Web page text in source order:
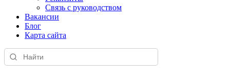
Связь с руководством
Вакансии
Блог
Карта сайта